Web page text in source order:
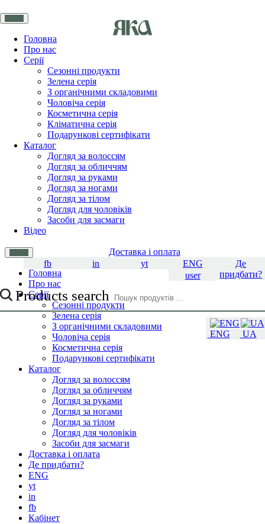
Головна
Про нас
Серії
Сезонні продукти
Зелена серія
З органічними складовими
Чоловіча серія
Косметична серія
Кліматична серія
Подарункові сертифікати
Каталог
Догляд за волоссям
Догляд за обличчям
Догляд за руками
Догляд за ногами
Догляд за тілом
Догляд для чоловіків
Засоби для засмаги
Відео
Доставка і оплата
Де
придбати?
ENG
UA
ENG
yt
in
fb
user
Products search
Головна
Про нас
Серії
Сезонні продукти
Зелена серія
З органічними складовими
Чоловіча серія
Косметична серія
Подарункові сертифікати
Каталог
Догляд за волоссям
Догляд за обличчям
Догляд за руками
Догляд за ногами
Догляд за тілом
Догляд для чоловіків
Засоби для засмаги
Доставка і оплата
Де придбати?
ENG
yt
in
fb
Кабінет